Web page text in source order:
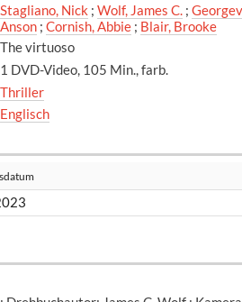
Stagliano, Nick ; Wolf, James C.;
Anson; Cornish, Abbie; Blair, Brooke
The virtuoso
1 DVD-Video, 105 Min., farb.
Thriller
Englisch